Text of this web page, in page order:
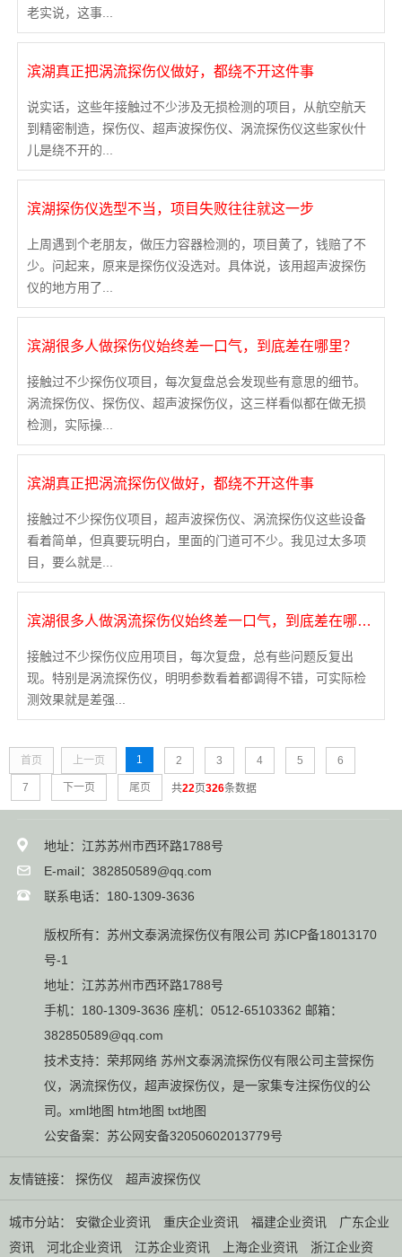
老实说，这事...
滨湖真正把涡流探伤仪做好，都绕不开这件事
说实话，这些年接触过不少涉及无损检测的项目，从航空航天
到精密制造，探伤仪、超声波探伤仪、涡流探伤仪这些家伙什
儿是绕不开的...
滨湖探伤仪选型不当，项目失败往往就这一步
上周遇到个老朋友，做压力容器检测的，项目黄了，钱赔了不
少。问起来，原来是探伤仪没选对。具体说，该用超声波探伤
仪的地方用了...
滨湖很多人做探伤仪始终差一口气，到底差在哪里？
接触过不少探伤仪项目，每次复盘总会发现些有意思的细节。
涡流探伤仪、探伤仪、超声波探伤仪，这三样看似都在做无损
检测，实际操...
滨湖真正把涡流探伤仪做好，都绕不开这件事
接触过不少探伤仪项目，超声波探伤仪、涡流探伤仪这些设备
看着简单，但真要玩明白，里面的门道可不少。我见过太多项
目，要么就是...
滨湖很多人做涡流探伤仪始终差一口气，到底差在哪里？
接触过不少探伤仪应用项目，每次复盘，总有些问题反复出
现。特别是涡流探伤仪，明明参数看着都调得不错，可实际检
测效果就是差强...
首页 上一页 1 2 3 4 5 6
7 下一页 尾页 共22页326条数据
地址：江苏苏州市西环路1788号
E-mail：382850589@qq.com
联系电话：180-1309-3636
版权所有：苏州文泰涡流探伤仪有限公司 苏ICP备18013170
号-1
地址：江苏苏州市西环路1788号
手机：180-1309-3636 座机：0512-65103362 邮箱：
382850589@qq.com
技术支持： 荣邦网络苏州文泰涡流探伤仪有限公司主营探伤
仪， 涡流探伤仪， 超声波探伤仪，是一家集专注探伤仪的公
司。 xml地图 htm地图 txt地图
公安备案： 苏公网安备32050602013779号
友情链接： 探伤仪 超声波探伤仪
城市分站： 安徽企业资讯 重庆企业资讯 福建企业资讯
广东企业
资讯
河北企业资讯 江苏企业资讯 上海企业资讯 浙江企业资